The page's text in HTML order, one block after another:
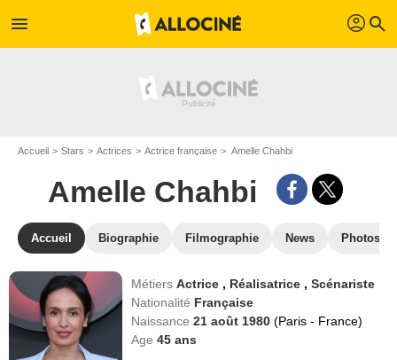
menu profil search
Accueil Stars Actrices Actrice française Amelle Chahbi
Amelle Chahbi
Accueil Biographie Filmographie News Photos
MétiersActrice , Réalisatrice ,Scénariste
Nationalité Française
Naissance21 août 1980(Paris - France)
Age45 ans